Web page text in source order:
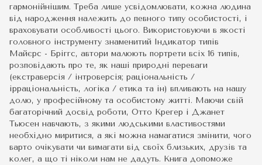
гармонійнішим. Треба лише усвідомлювати, кожна людина
від народження належить до певного типу особистості, і
враховувати особливості цього. Використовуючи в якості
головного інструменту знаменитий Індикатор типів
Майєрс - Бріггс, автори малюють портрети всіх 16 типів,
розповідають про те, як наші природні переваги
(екстраверсія / інтроверсія; раціональність /
ірраціональність, логіка / етика та ін) впливають на нашу
долю, у професійному та особистому житті. Маючи свій
багаторічний досвід роботи, Отто Крегер і Джанет
Тьюсен навчають, з якими людськими властивостями
необхідно миритися, а які можна намагатися змінити, чого
варто очікувати чи вимагати від своїх близьких, друзів та
колег, а що ті ніколи нам не дадуть. Книга допоможе